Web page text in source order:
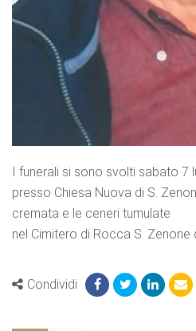
I funerali si sono svolti sabato 7
presso Chiesa Nuova di S.
cremata e le ceneri tumulate
nel Cimitero di Rocca S. Zenone
Condividi